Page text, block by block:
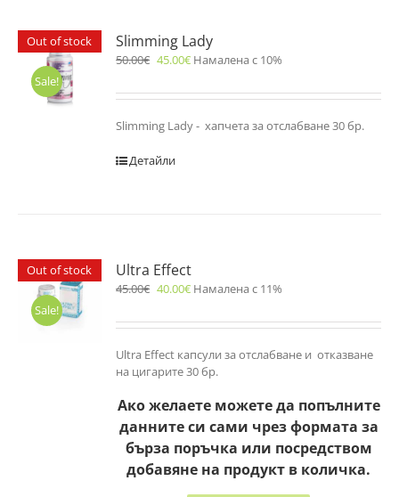
Out of stock
Sale!
Slimming Lady
50.00€ 45.00€ Намалена с 10%
Slimming Lady - хапчета за отслабване 30 бр.
Детайли
Out of stock
Sale!
Ultra Effect
45.00€ 40.00€ Намалена с 11%
Ultra Effect капсули за отслабване и отказване
на цигарите 30 бр.
Ако желаете можете да попълните
данните си сами чрез формата за
бърза поръчка или посредством
добавяне на продукт в количка.